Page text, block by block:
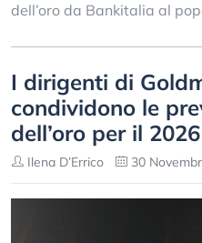
dell’oro da Bankitalia al
I dirigenti di
condividono le
dell’oro per il 2026
Ilena D’Errico 30